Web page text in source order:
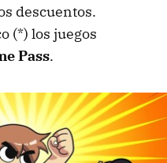
descuentos.
(*) los juegos
Pass.